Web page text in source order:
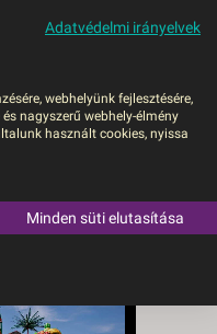
MENÜ
-
,Belek
Adatvédelmi irányelvek
webhelyünk fejlesztésére,
nagyszerű webhely-élmény
használt cookies, nyissa
Minden süti elutasítása